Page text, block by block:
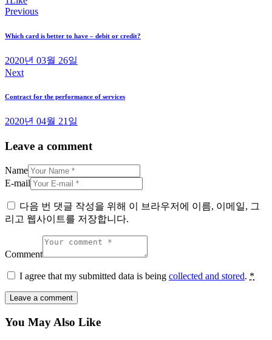
글
탐
색
Previous
Which card is better to have – debit or credit?
2020년 03월 26일
Next
Contract for the performance of services
2020년 04월 21일
Leave a comment
Name
E-mail
다음 번 댓글 작성을 위해 이 브라우저에 이름, 이메일, 그
리고 웹사이트를 저장합니다.
Comment
I agree that my submitted data is being collected and stored. *
You May Also Like